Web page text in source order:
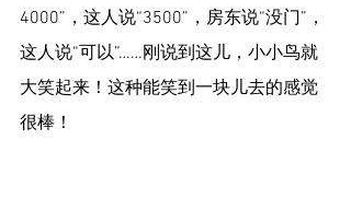
4000”，这人说“3500”，房东说“没门”，
这人说“可以”……刚说到这儿，小小鸟就
大笑起来！这种能笑到一块儿去的感觉
很棒！